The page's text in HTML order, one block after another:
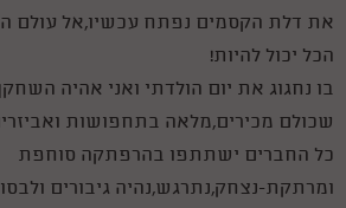
את דלת הקסמים נפתח עכשיו,אל עולם
הכל יכול להיות!
בו נחגוג את יום הולדתי ואני אהיה
שכולם מכירים,מלאה בתחפושות
כל החברים ישתתפו בהרפתקה סוחפת
ומרתקת-נצחק,נתרגש,נהיה גיבורים